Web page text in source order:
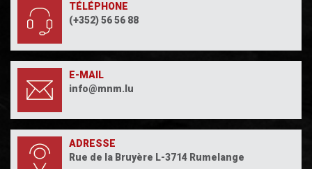
TÉLÉPHONE
(+352) 56 56 88
E-MAIL
info@mnm.lu
ADRESSE
Rue de la Bruyère L-3714 Rumelange